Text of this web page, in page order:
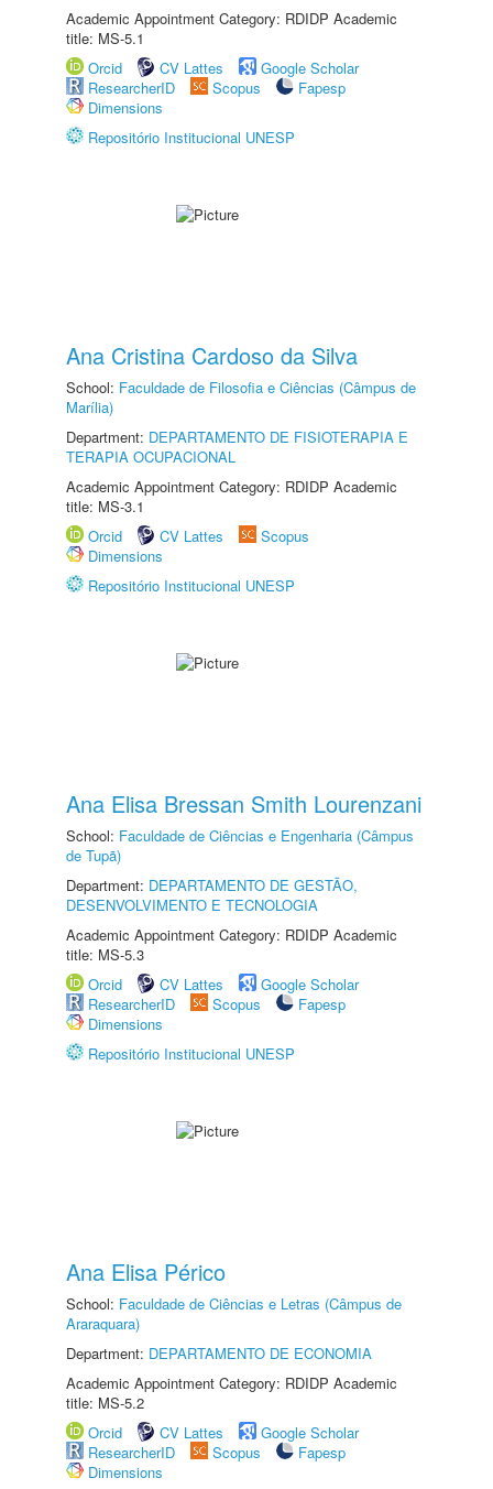
Academic Appointment Category: RDIDP Academic
title: MS-5.1
Orcid
CV Lattes
Google Scholar
ResearcherID
Scopus
Fapesp
Dimensions
Repositório Institucional UNESP
Ana Cristina Cardoso da Silva
School: Faculdade de Filosofia e Ciências (Câmpus de
Marília)
Department: DEPARTAMENTO DE FISIOTERAPIA E
TERAPIA OCUPACIONAL
Academic Appointment Category: RDIDP Academic
title: MS-3.1
Orcid
CV Lattes
Scopus
Dimensions
Repositório Institucional UNESP
Ana Elisa Bressan Smith Lourenzani
School: Faculdade de Ciências e Engenharia (Câmpus
de Tupã)
Department: DEPARTAMENTO DE GESTÃO,
DESENVOLVIMENTO E TECNOLOGIA
Academic Appointment Category: RDIDP Academic
title: MS-5.3
Orcid
CV Lattes
Google Scholar
ResearcherID
Scopus
Fapesp
Dimensions
Repositório Institucional UNESP
Ana Elisa Périco
School: Faculdade de Ciências e Letras (Câmpus de
Araraquara)
Department: DEPARTAMENTO DE ECONOMIA
Academic Appointment Category: RDIDP Academic
title: MS-5.2
Orcid
CV Lattes
Google Scholar
ResearcherID
Scopus
Fapesp
Dimensions